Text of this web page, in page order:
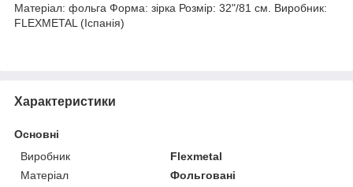
Матеріал: фольга Форма: зірка Розмір: 32"/81 см. Виробник:
FLEXMETAL (Іспанія)
Характеристики
Основні
Виробник
Flexmetal
Матеріал
Фольговані